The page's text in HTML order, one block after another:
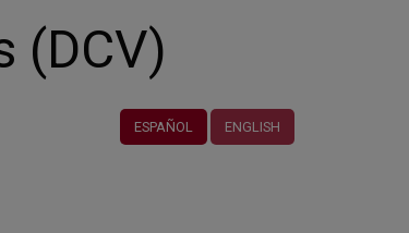
(DCV)
ESPAÑOL ENGLISH